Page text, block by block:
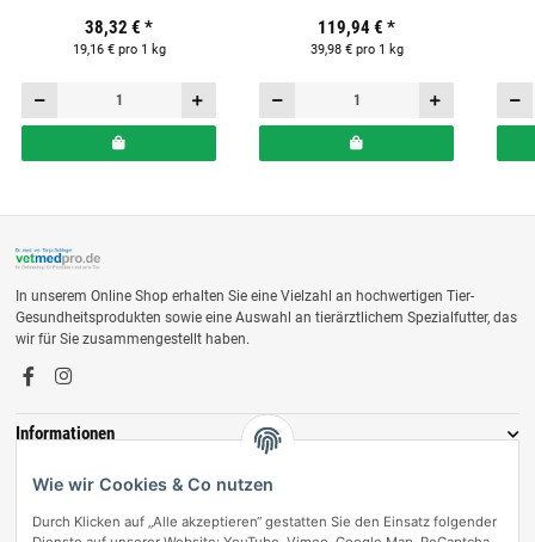
38,32 € *
19,16 € pro 1 kg
119,94 € *
39,98 € pro 1 kg
In unserem Online Shop erhalten Sie eine Vielzahl an hochwertigen Tier-
Gesundheitsprodukten sowie eine Auswahl an tierärztlichem Spezialfutter, das
wir für Sie zusammengestellt haben.
Informationen
Zahlungsmöglichkeiten
Wie wir Cookies & Co nutzen
Durch Klicken auf „Alle akzeptieren“ gestatten Sie den Einsatz folgender